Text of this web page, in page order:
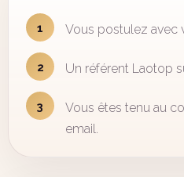
1 Vous postulez avec
2 Un référent Laotop
3
Vous êtes tenu au
email.